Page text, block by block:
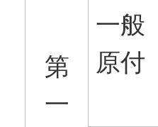
第
一
一般
原付